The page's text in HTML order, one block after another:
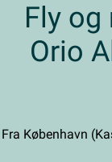
Fly
Orio
Fra København